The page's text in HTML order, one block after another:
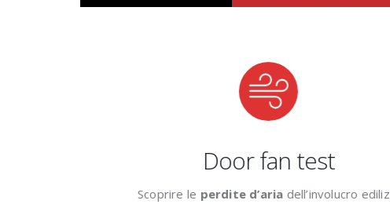
Door fan test
Scoprire leperdite d’ariadell’involucro edilizio